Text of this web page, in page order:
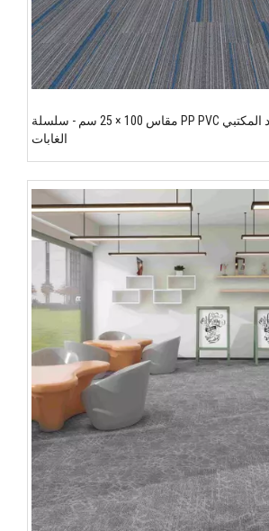
ألواح بلاط السجاد المكتبي PP PVC مقاس 100 × 25 سم - سلسلة
الغابات